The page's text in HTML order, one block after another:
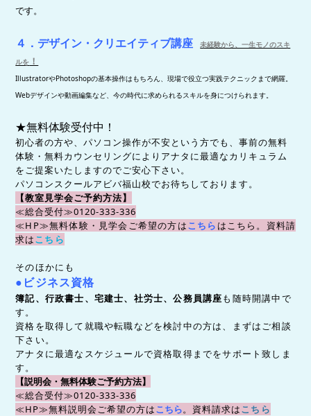
です。
４．デザイン・クリエイティブ講座
未経験から、一生モノのスキ
ルを ！
IllustratorやPhotoshopの基本操作はもちろん、現場で役立つ実践テクニックまで網羅。
Webデザインや動画編集など、今の時代に求められるスキルを身につけられます。
★無料体験受付中！
初心者の方や、パソコン操作が不安という方でも、事前の無料
体験・無料カウンセリングによりアナタに最適なカリキュラム
をご提案いたしますのでご安心下さい。
パソコンスクールアビバ福山校でお待ちしております。
【教室見学会ご予約方法】
≪総合受付≫0120-333-336
≪HP≫無料体験・見学会ご希望の方はこちら はこちら。 資料請
求はこちら
そのほかにも
●ビジネス資格
簿記、行政書士、宅建士、社労士、公務員講座も随時開講中で
す。
資格を取得して就職や転職などを検討中の方は、まずはご相談
下さい。
アナタに最適なスケジュールで資格取得までをサポート致しま
す。
【説明会・無料体験ご予約方法】
≪総合受付≫0120-333-336
≪HP≫無料説明会ご希望の方はこちら。 資料請求はこちら